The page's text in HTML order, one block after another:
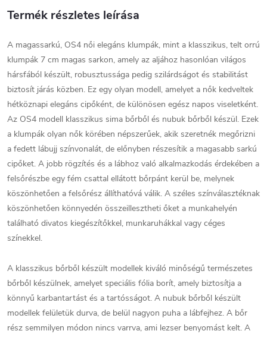
Termék részletes leírása
A magassarkú, OS4 női elegáns klumpák, mint a klasszikus, telt orrú
klumpák 7 cm magas sarkon, amely az aljához hasonlóan világos
hársfából készült, robusztussága pedig szilárdságot és stabilitást
biztosít járás közben. Ez egy olyan modell, amelyet a nők kedveltek
hétköznapi elegáns cipőként, de különösen egész napos viseletként.
Az OS4 modell klasszikus sima bőrből és nubuk bőrből készül. Ezek
a klumpák olyan nők körében népszerűek, akik szeretnék megőrizni
a fedett lábujj színvonalát, de előnyben részesítik a magasabb sarkú
cipőket. A jobb rögzítés és a lábhoz való alkalmazkodás érdekében a
felsőrészbe egy fém csattal ellátott bőrpánt kerül be, melynek
köszönhetően a felsőrész állíthatóvá válik. A széles színválasztéknak
köszönhetően könnyedén összeillesztheti őket a munkahelyén
található divatos kiegészítőkkel, munkaruhákkal vagy céges
színekkel.
A klasszikus bőrből készült modellek kiváló minőségű természetes
bőrből készülnek, amelyet speciális fólia borít, amely biztosítja a
könnyű karbantartást és a tartósságot. A nubuk bőrből készült
modellek felületük durva, de belül nagyon puha a lábfejhez. A bőr
rész semmilyen módon nincs varrva, ami lezser benyomást kelt. A